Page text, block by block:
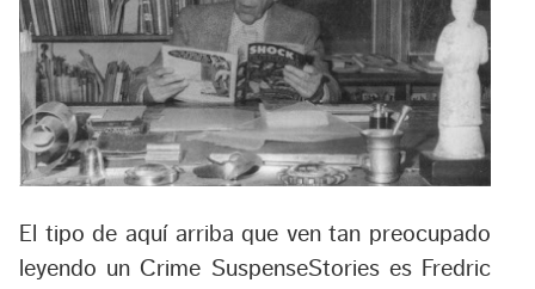
El tipo de aquí arriba que ven tan preocupado
leyendo un Crime SuspenseStories es Fredric